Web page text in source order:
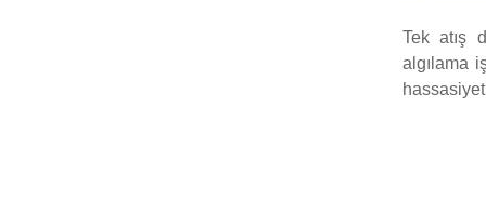
Tek atış
algılama